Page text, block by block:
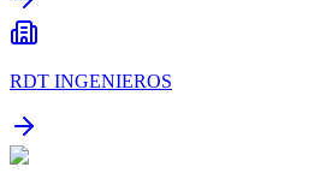
RDT INGENIEROS